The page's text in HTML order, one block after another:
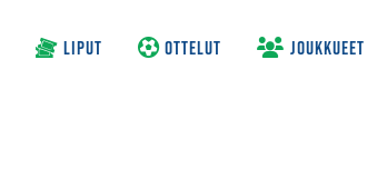
LIPUT OTTELUT JOUKKUEET